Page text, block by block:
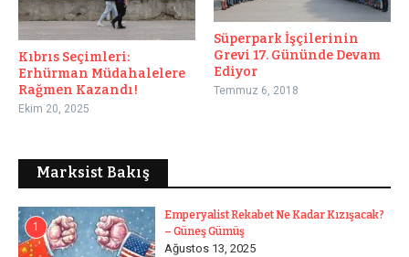
Kıbrıs Seçimleri:
Erhürman Müdahalelere
Rağmen Kazandı!
Ekim 20, 2025
Süperpark İşçilerinin
Grevi 17. Gününde Devam
Ediyor
Temmuz 6, 2018
Marksist Bakış
1
Emperyalist Rekabet Ne Kadar Kızışacak?
– Güneş Gümüş
Ağustos 13, 2025